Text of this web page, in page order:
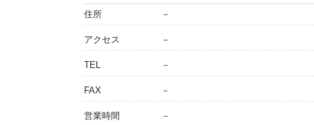
住所 －
アクセス －
TEL －
FAX －
営業時間 －